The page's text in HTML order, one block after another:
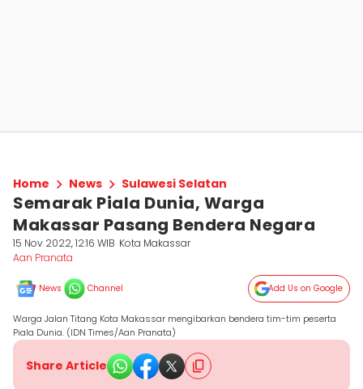
Home News Sulawesi Selatan
Semarak Piala Dunia, Warga
Makassar Pasang Bendera Negara
15 Nov 2022, 12:16 WIB Kota Makassar
Aan Pranata
News Channel Add Us on Google
Warga Jalan Titang Kota Makassar mengibarkan bendera tim-tim peserta
Piala Dunia. (IDN Times/Aan Pranata)
Share Article